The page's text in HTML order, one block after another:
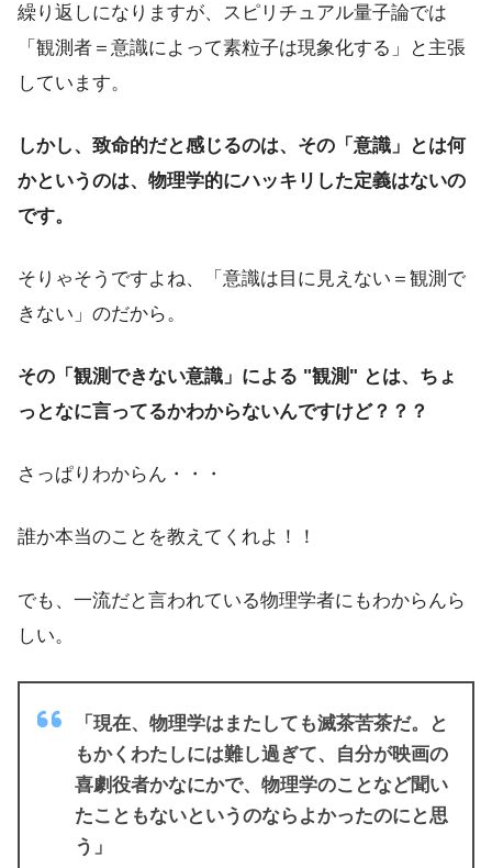
繰り返しになりますが、スピリチュアル量子論では
「観測者＝意識によって素粒子は現象化する」と主張
しています。
しかし、致命的だと感じるのは、その「意識」とは何
かというのは、物理学的にハッキリした定義はないの
です。
そりゃそうですよね、「意識は目に見えない＝観測で
きない」のだから。
その「観測できない意識」による "観測" とは、ちょ
っとなに言ってるかわからないんですけど？？？
さっぱりわからん・・・
誰か本当のことを教えてくれよ！！
でも、一流だと言われている物理学者にもわからんら
しい。
「現在、物理学はまたしても滅茶苦茶だ。と
もかくわたしには難し過ぎて、自分が映画の
喜劇役者かなにかで、物理学のことなど聞い
たこともないというのならよかったのにと思
う」